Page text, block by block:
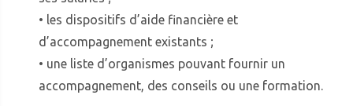
• les dispositifs d’aide financière et
d’accompagnement existants ;
• une liste d’organismes pouvant fournir un
accompagnement, des conseils ou une formation.